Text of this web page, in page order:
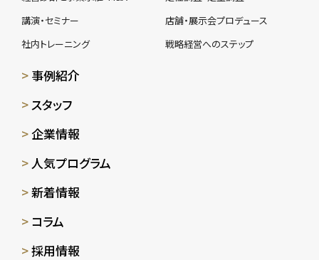
講演・セミナー
社内トレーニング
店舗・展示会プロデュース
戦略経営へのステップ
事例紹介
スタッフ
企業情報
人気プログラム
新着情報
コラム
採用情報